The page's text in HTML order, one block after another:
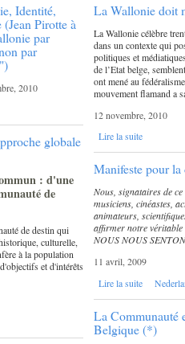
Identité,
Pirotte à
par
par
2010
globale
: d'une
de
de destin qui
culturelle,
à la population
et d'intérêts
La Wallonie doit
La Wallonie célèbre
dans un contexte qui
politiques et
de l’Etat belge,
ont mené au
mouvement flamand a
12 novembre, 2010
Lire la suite
Manifeste pour
Nous, signataires de
musiciens, cinéastes,
animateurs,
affirmer notre
NOUS NOUS
11 avril, 2009
Lire la suite
La Communauté
Belgique (*)